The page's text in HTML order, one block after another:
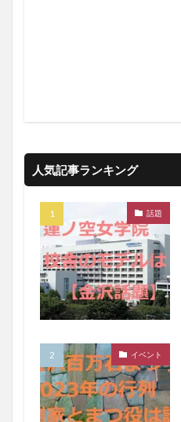
人気記事ランキング
話題
イベント